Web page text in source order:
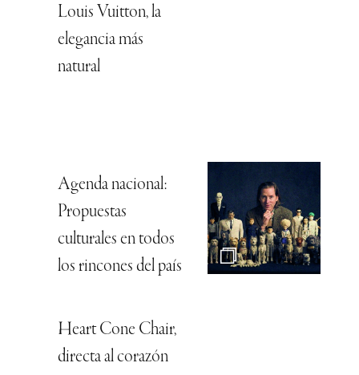
Louis Vuitton, la
elegancia más
natural
Agenda nacional:
Propuestas
culturales en todos
los rincones del país
Heart Cone Chair,
directa al corazón